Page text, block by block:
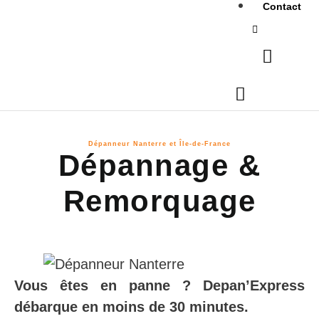
Contact
Dépanneur Nanterre et Île-de-France
Dépannage &
Remorquage
Vous êtes en panne ? Depan’Express
débarque en moins de 30 minutes.